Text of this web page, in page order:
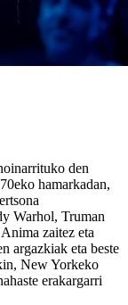
den
hamarkadan,
Warhol, Truman
zaitez eta
argazkiak eta beste
New Yorkeko
erakargarri